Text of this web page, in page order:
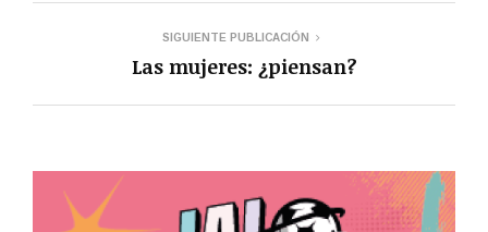
SIGUIENTE PUBLICACIÓN
Las mujeres: ¿piensan?